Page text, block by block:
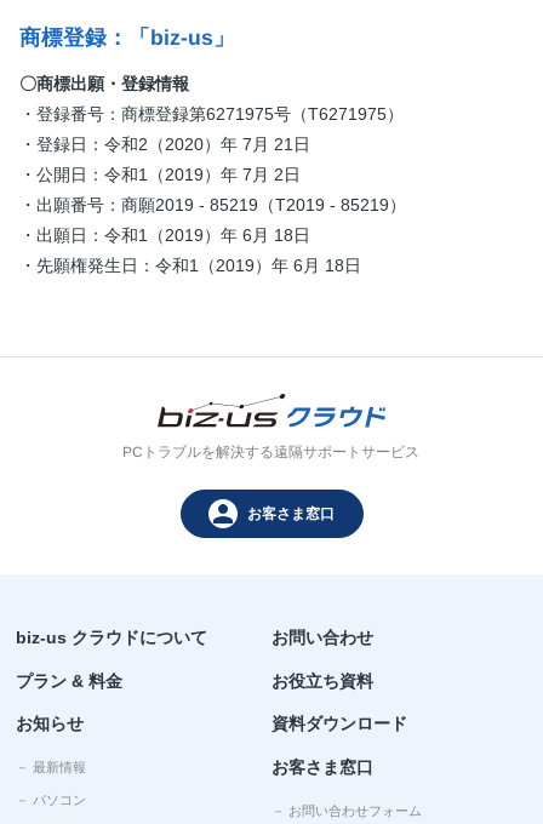
商標登録：「biz-us」
〇商標出願・登録情報
・登録番号：商標登録第6271975号（T6271975）
・登録日：令和2（2020）年 7月 21日
・公開日：令和1（2019）年 7月 2日
・出願番号：商願2019 - 85219（T2019 - 85219）
・出願日：令和1（2019）年 6月 18日
・先願権発生日：令和1（2019）年 6月 18日
PCトラブルを解決する遠隔サポートサービス
person お客さま窓口
biz-us クラウドについて
プラン & 料金
お知らせ
－ 最新情報
－ パソコン
お問い合わせ
お役立ち資料
資料ダウンロード
お客さま窓口
－ お問い合わせフォーム